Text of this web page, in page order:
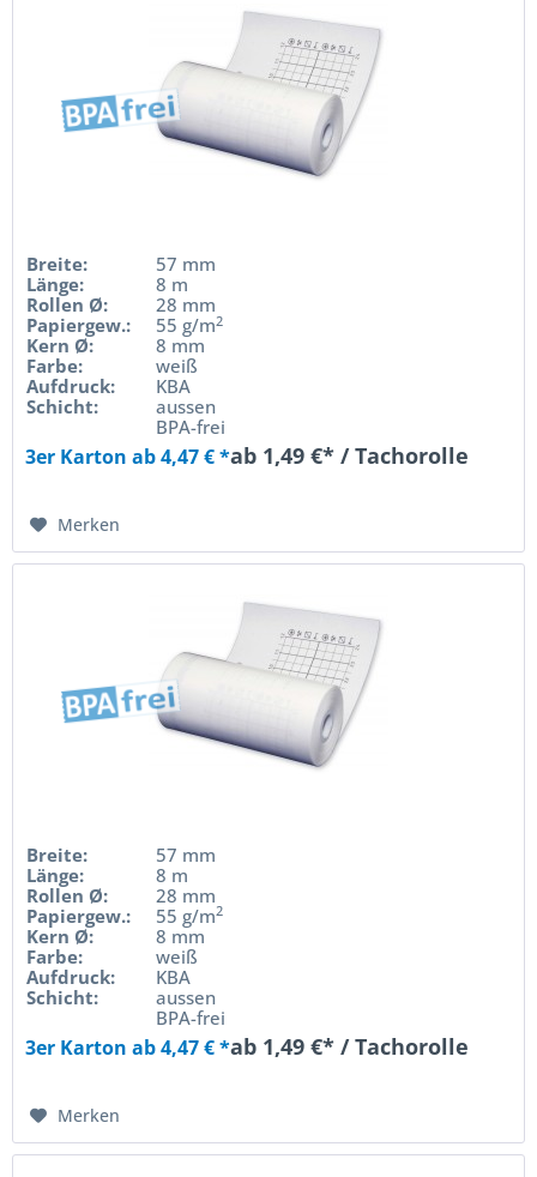
Breite:
57 mm
Länge:
8 m
Rollen Ø:
28 mm
Papiergew.:
55 g/m2
Kern Ø:
8 mm
Farbe:
weiß
Aufdruck:
KBA
Schicht:
aussen
BPA-frei
ab 1,49 €* / Tachorolle
3er Karton ab 4,47 € *
Merken
Breite:
57 mm
Länge:
8 m
Rollen Ø:
28 mm
Papiergew.:
55 g/m2
Kern Ø:
8 mm
Farbe:
weiß
Aufdruck:
KBA
Schicht:
aussen
BPA-frei
ab 1,49 €* / Tachorolle
3er Karton ab 4,47 € *
Merken